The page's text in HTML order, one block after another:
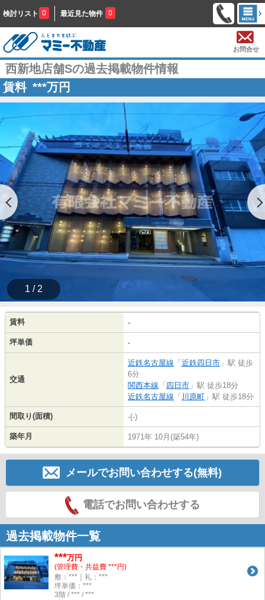
検討リスト 0 最近見た物件 0
お問合せ
西新地店舗Sの過去掲載物件情報
賃料 ***万円
1 / 2
賃料 -
坪単価 -
交通
近鉄名古屋線 「 近鉄四日市 」駅 徒歩
6分
関西本線 「 四日市 」駅 徒歩18分
近鉄名古屋線 「 川原町 」駅 徒歩18分
間取り(面積) -(-)
築年月 1971年 10月(築54年)
メールでお問い合わせする(無料)
電話でお問い合わせする
過去掲載物件一覧
***万円
(管理費・共益費 ***円)
敷：***｜礼：***
坪単価：***
3階 / *** / ***